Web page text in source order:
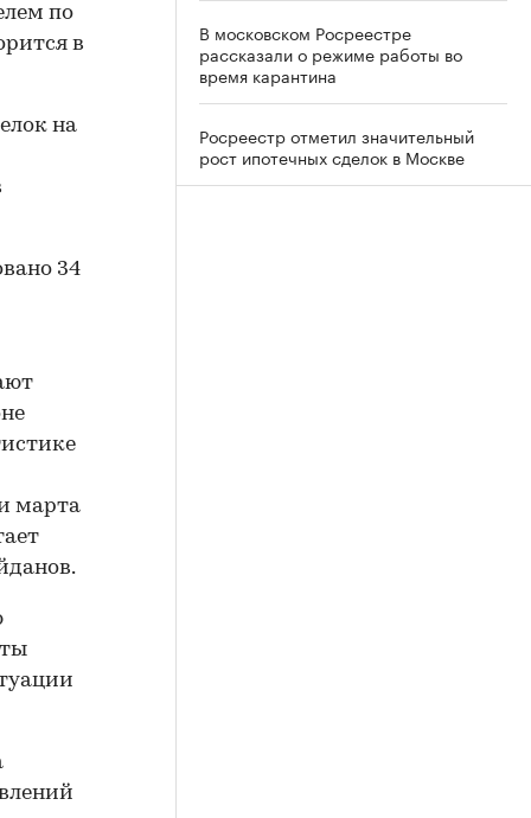
по
в
на
34
марта
В московском Росреестре
рассказали о режиме работы во
время карантина
Росреестр отметил значительный
рост ипотечных сделок в Москве